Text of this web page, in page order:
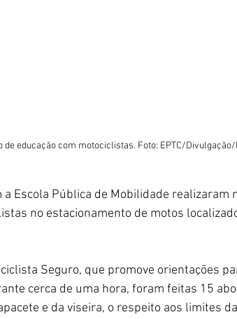
de educação com motociclistas. Foto: EPTC/Divulgação/
Escola Pública de Mobilidade realizaram
no estacionamento de motos
Seguro, que promove orientações
cerca de uma hora, foram feitas 15
e da viseira, o respeito aos limites